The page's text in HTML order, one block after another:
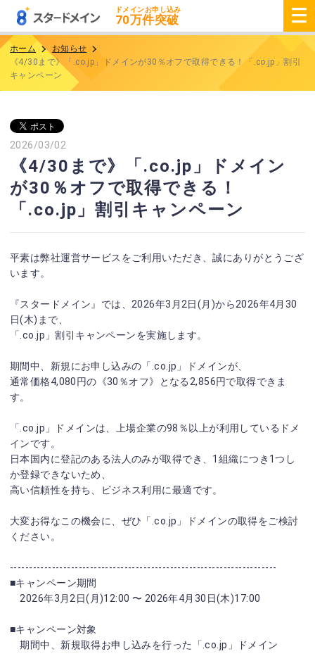
ドメインお申し込み
70万件突破
ホーム
お知らせ
《4/30まで》「.co.jp」ドメインが30％オフで取得できる！「.co.jp」割引
キャンペーン
2026/03/02
《4/30まで》「.co.jp」ドメイン
が30％オフで取得できる！
「.co.jp」割引キャンペーン
平素は弊社運営サービスをご利用いただき、誠にありがとうござ
います。
『スタードメイン』では、2026年3月2日(月)から2026年4月30
日(木)まで、
「.co.jp」割引キャンペーンを実施します。
期間中、新規にお申し込みの「.co.jp」ドメインが、
通常価格4,080円の《30％オフ》となる2,856円で取得できま
す。
「.co.jp」ドメインは、上場企業の98％以上が利用しているドメ
インです。
日本国内に登記のある法人のみが取得でき、1組織につき1つし
か登録できないため、
高い信頼性を持ち、ビジネス利用に最適です。
大変お得なこの機会に、ぜひ「.co.jp」ドメインの取得をご検討
ください。
----------------------------------------------------------------------
■キャンペーン期間
2026年3月2日(月)12:00 〜 2026年4月30日(木)17:00
■キャンペーン対象
期間中、新規取得お申し込みを行った「.co.jp」ドメイン